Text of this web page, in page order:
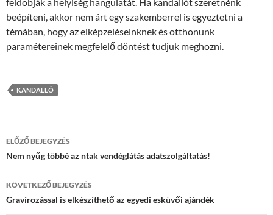
beépíteni, akkor nem árt egy szakemberrel is egyeztetni a
témában, hogy az elképzeléseinknek és otthonunk
paramétereinek megfelelő döntést tudjuk meghozni.
KANDALLÓ
Bejegyzések
navigációja
ELŐZŐ BEJEGYZÉS
Nem nyűg többé az ntak vendéglátás adatszolgáltatás!
KÖVETKEZŐ BEJEGYZÉS
Gravírozással is elkészíthető az egyedi esküvői ajándék